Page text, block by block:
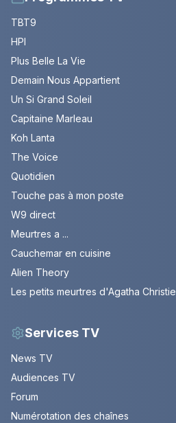
TBT9
HPI
Plus Belle La Vie
Demain Nous Appartient
Un Si Grand Soleil
Capitaine Marleau
Koh Lanta
The Voice
Quotidien
Touche pas à mon poste
W9 direct
Meurtres a ...
Cauchemar en cuisine
Alien Theory
Les petits meurtres d'Agatha Christie
Services TV
News TV
Audiences TV
Forum
Numérotation des chaînes